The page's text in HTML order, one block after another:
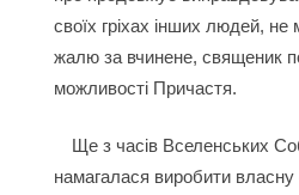
своїх гріхах інших людей,
жалю за вчинене, священик
можливості Причастя.
Ще з часів Вселенських
намагалася виробити